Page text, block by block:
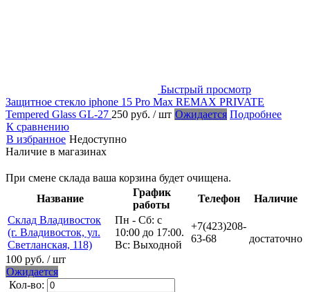
Быстрый просмотр
Защитное стекло iphone 15 Pro Max REMAX PRIVATE
Tempered Glass GL-27 250 руб. / шт Ожидается Подробнее
К сравнению
В избранное Недоступно
Наличие в магазинах
При смене склада ваша корзина будет очищена.
Название
График
работы
Телефон
Наличие
Склад Владивосток
(г. Владивосток, ул.
Светланская, 118)
Пн - Сб: с
10:00 до 17:00.
Вс: Выходной
+7(423)208-
63-68
достаточно
100 руб. / шт
Ожидается
Кол-во: